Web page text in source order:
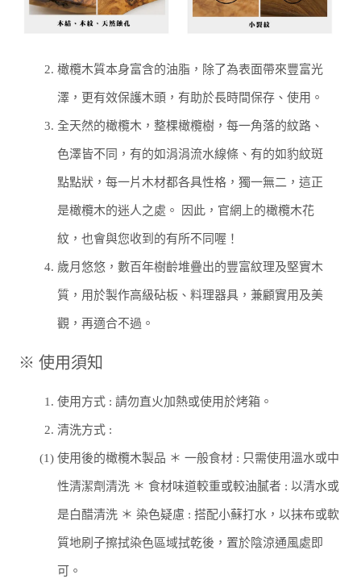
2. 橄欖木質本身富含的油脂，除了為表面帶來豐富光
澤，更有效保護木頭，有助於長時間保存、使用。
3. 全天然的橄欖木，整棵橄欖樹，每一角落的紋路、
色澤皆不同，有的如涓涓流水線條、有的如豹紋斑
點點狀，每一片木材都各具性格，獨一無二，這正
是橄欖木的迷人之處。 因此，官網上的橄欖木花
紋，也會與您收到的有所不同喔！
4. 歲月悠悠，數百年樹齡堆疊出的豐富紋理及堅實木
質，用於製作高級砧板、料理器具，兼顧實用及美
觀，再適合不過。
※ 使用須知
1. 使用方式 : 請勿直火加熱或使用於烤箱。
2. 清洗方式 :
(1) 使用後的橄欖木製品 ＊ 一般食材 : 只需使用溫水或中
性清潔劑清洗＊ 食材味道較重或較油膩者 : 以清水或
是白醋清洗＊ 染色疑慮 : 搭配小蘇打水，以抹布或軟
質地刷子擦拭染色區域拭乾後，置於陰涼通風處即
可。